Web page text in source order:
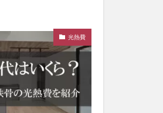
光熱費